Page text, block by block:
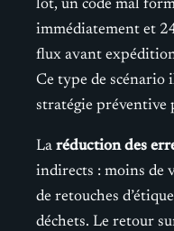
lot, un code mal
immédiatement et
flux avant
Ce type de scénario
stratégie préventive
La réduction des
indirects : moins de
de retouches
déchets. Le retour